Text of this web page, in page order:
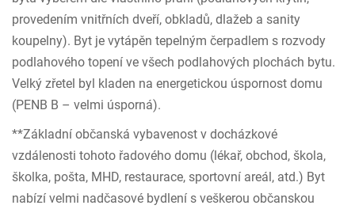
provedením vnitřních dveří, obkladů, dlažeb a sanity
koupelny). Byt je vytápěn tepelným čerpadlem s rozvody
podlahového topení ve všech podlahových plochách bytu.
Velký zřetel byl kladen na energetickou úspornost domu
(PENB B – velmi úsporná).
**Základní občanská vybavenost v docházkové
vzdálenosti tohoto řadového domu (lékař, obchod, škola,
školka, pošta, MHD, restaurace, sportovní areál, atd.) Byt
nabízí velmi nadčasové bydlení s veškerou občanskou